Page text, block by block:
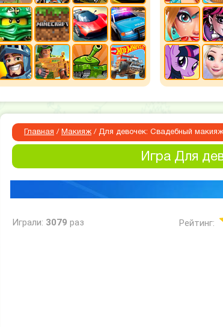
Главная / Макияж/ Для девочек: Свадебный макияж
Игра Для
Играли: 3079 раз Рейтинг: